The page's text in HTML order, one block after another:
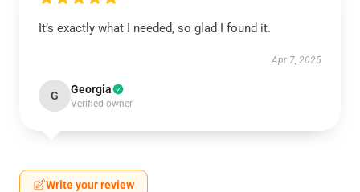
It’s exactly what I needed, so glad I found it.
Apr 7, 2025
G Georgia
Verified owner
Write your review